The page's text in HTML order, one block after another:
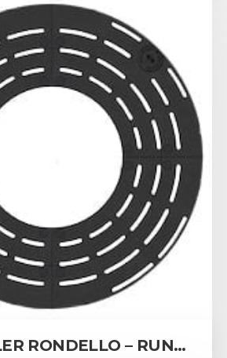
MARKGALLER RONDELLO – RUNDA